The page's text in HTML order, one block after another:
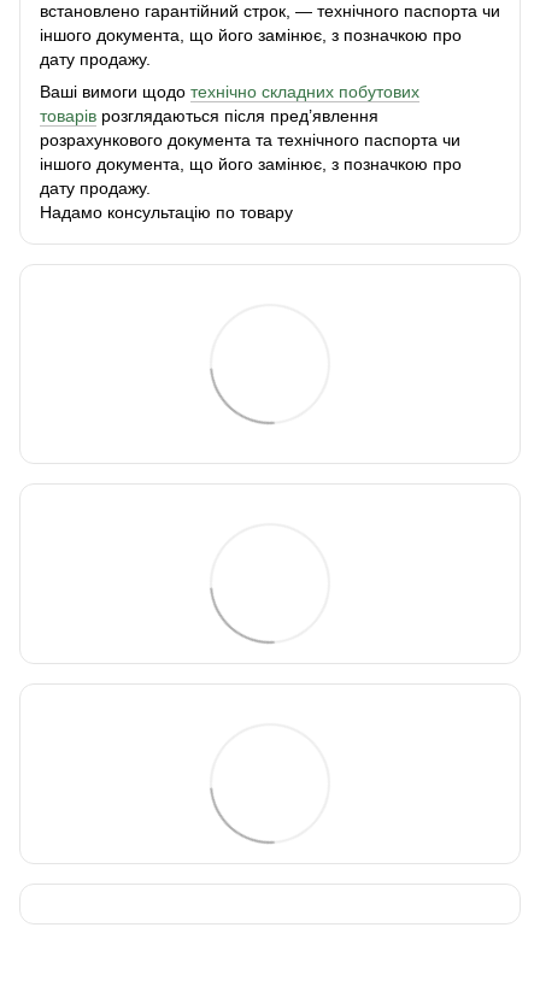
встановлено гарантійний строк, — технічного паспорта чи
іншого документа, що його замінює, з позначкою про
дату продажу.
Ваші вимоги щодо технічно складних побутових
товарів розглядаються після пред’явлення
розрахункового документа та технічного паспорта чи
іншого документа, що його замінює, з позначкою про
дату продажу.
Надамо консультацію по товару